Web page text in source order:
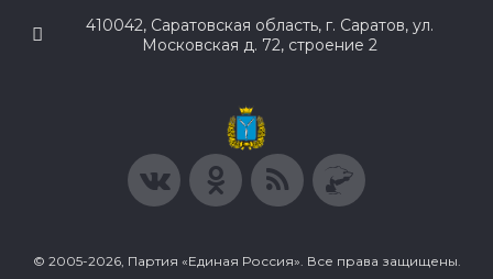
410042, Саратовская область, г. Саратов, ул.
Московская д. 72, строение 2
© 2005-2026, Партия «Единая Россия». Все права защищены.